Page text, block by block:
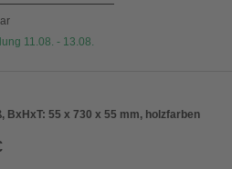
11.08. - 13.08.
BxHxT: 55 x 730 x 55 mm, holzfarben